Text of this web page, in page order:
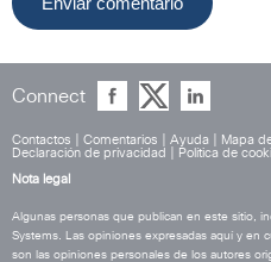
Connect
Contactos Comentarios Ayuda Mapa
Declaración de privacidad
Política de
Nota legal
Algunas personas que publican en este sitio,
Systems. Las opiniones expresadas aquí y en
son las opiniones personales de los autores